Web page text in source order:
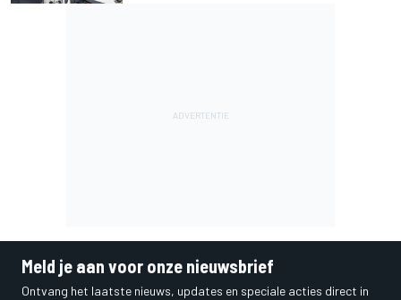
Meld je aan voor onze nieuwsbrief
Ontvang het laatste nieuws, updates en speciale acties direct in